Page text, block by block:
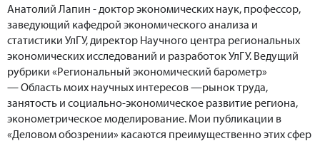
Анатолий Лапин - доктор экономических наук, профессор,
заведующий кафедрой экономического анализа и
статистики УлГУ, директор Научного центра региональных
экономических исследований и разработок УлГУ. Ведущий
рубрики «Региональный экономический барометр»
— Область моих научных интересов —рынок труда,
занятость и социально-экономическое развитие региона,
эконометрическое моделирование. Мои публикации в
«Деловом обозрении» касаются преимущественно этих сфер